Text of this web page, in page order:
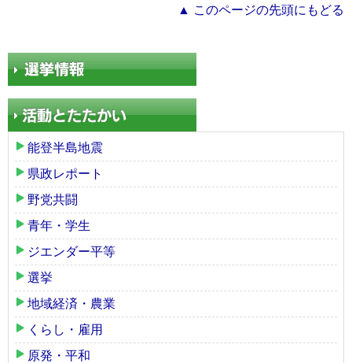
▲ このページの先頭にもどる
能登半島地震
県政レポート
野党共闘
青年・学生
ジエンダー平等
選挙
地域経済・農業
くらし・雇用
原発・平和